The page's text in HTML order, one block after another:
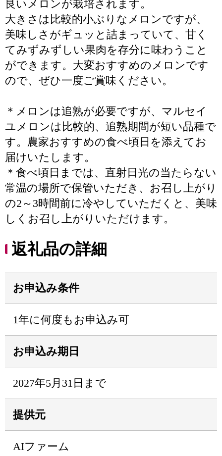
良いメロンが栽培されます。
大きさは比較的小ぶりなメロンですが、
美味しさがギュッと詰まっていて、甘く
てみずみずしい果肉を存分に味わうこと
ができます。大変おすすめのメロンです
ので、ぜひ一度ご賞味ください。
＊メロンは追熟が必要ですが、マルセイ
ユメロンは比較的、追熟期間が短い品種で
す。農家おすすめの食べ頃日を添えてお
届けいたします。
＊食べ頃日までは、直射日光の当たらない
常温の場所で保管いただき、お召し上がり
の2～3時間前に冷やしていただくと、美味
しくお召し上がりいただけます。
返礼品の詳細
お申込み条件
1年に何度もお申込み可
お申込み期日
2027年5月31日まで
提供元
AIファーム